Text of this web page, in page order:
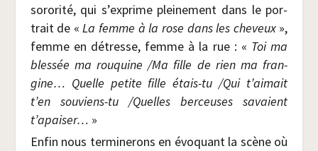
soro­ri­té, qui s’exprime plei­ne­ment dans le por­
trait de «La femme à la rose dans les che­veux»,
femme en détresse, femme à la rue : « Toi ma
bles­sée ma rou­quine /​Ma fille de rien ma fran­
gine… Quelle petite fille étais-tu /​Qui t’aimait
t’en sou­viens-tu /​Quelles ber­ceuses savaient
t’apaiser… »
Enfin nous ter­mi­ne­rons en évo­quant la scène où